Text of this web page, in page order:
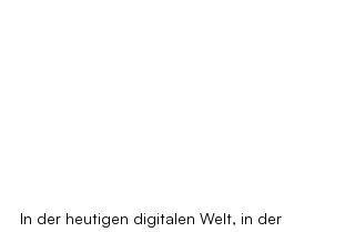
In der heutigen digitalen Welt, in der